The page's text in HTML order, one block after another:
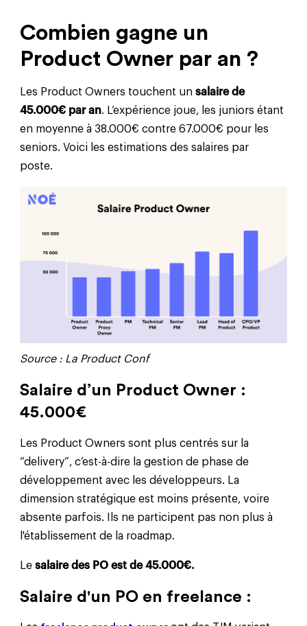
Combien gagne un
Product Owner par an ?
Les Product Owners touchent unsalaire de
45.000€ par an. L’expérience joue, les juniors étant
en moyenne à 38.000€ contre 67.000€ pour les
seniors. Voici les estimations des salaires par
poste.
Source : La Product Conf
Salaire d’un Product Owner :
45.000€
Les Product Owners sont plus centrés sur la
“delivery”, c’est-à-dire la gestion de phase de
développement avec les développeurs. La
dimension stratégique est moins présente, voire
absente parfois. Ils ne participent pas non plus à
l'établissement de la roadmap.
Lesalaire des PO est de 45.000€.
Salaire d'un PO en freelance :